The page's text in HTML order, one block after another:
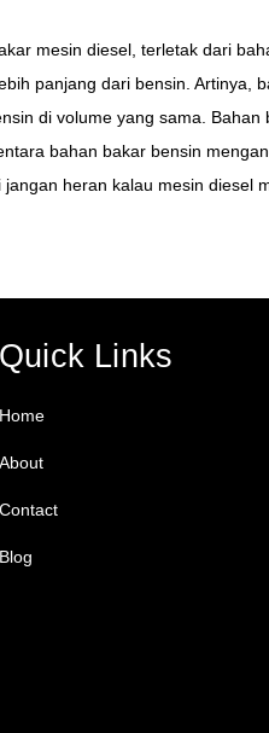
mesin diesel, terletak dari
panjang dari bensin. Artinya,
di volume yang sama. Bahan
bahan bakar bensin
heran kalau mesin diesel
Quick Links
Home
About
Contact
Blog